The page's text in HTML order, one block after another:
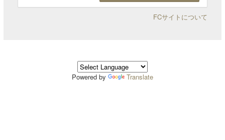
FCサイトについて
Powered by Translate